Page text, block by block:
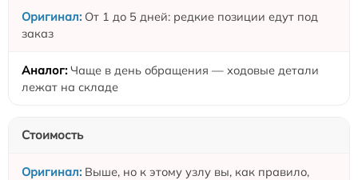
От 1 до 5 дней: редкие позиции едут под
заказ
Чаще в день обращения — ходовые детали
лежат на складе
Стоимость
Выше, но к этому узлу вы, как правило,